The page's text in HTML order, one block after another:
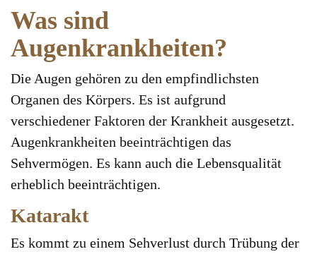
Was sind
Augenkrankheiten?
Die Augen gehören zu den empfindlichsten
Organen des Körpers. Es ist aufgrund
verschiedener Faktoren der Krankheit ausgesetzt.
Augenkrankheiten beeinträchtigen das
Sehvermögen. Es kann auch die Lebensqualität
erheblich beeinträchtigen.
Katarakt
Es kommt zu einem Sehverlust durch Trübung der